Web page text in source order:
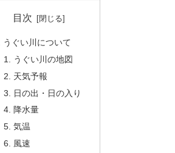
目次
うぐい川について
うぐい川の地図
天気予報
日の出・日の入り
降水量
気温
風速